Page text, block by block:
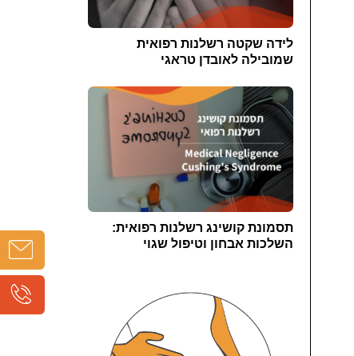
לידה שקטה רשלנות רפואית
שמובילה לאובדן טראגי
תסמונת קושינג רשלנות רפואית:
השלכות אבחון וטיפול שגוי